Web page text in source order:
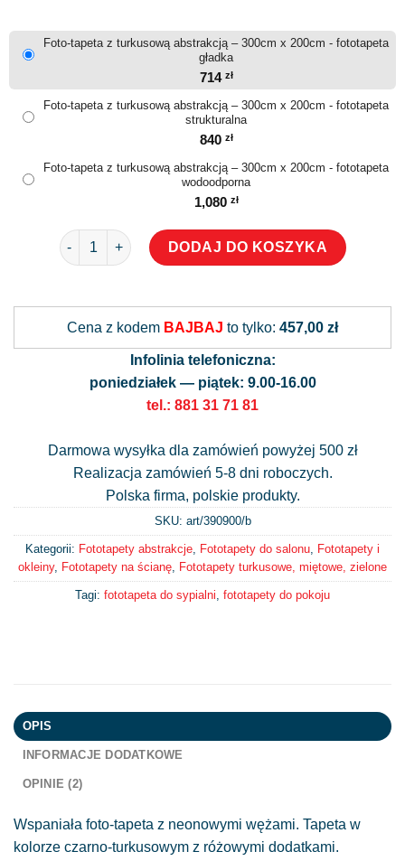
Foto-tapeta z turkusową abstrakcją – 300cm x 200cm - fototapeta
gładka
714 zł
Foto-tapeta z turkusową abstrakcją – 300cm x 200cm - fototapeta
strukturalna
840 zł
Foto-tapeta z turkusową abstrakcją – 300cm x 200cm - fototapeta
wodoodporna
1,080 zł
ilość Foto-tapeta z turkusową abstrakcją
DODAJ DO KOSZYKA
Cena z kodem BAJBAJ to tylko: 457,00 zł
Infolinia telefoniczna:
poniedziałek — piątek: 9.00-16.00
tel.: 881 31 71 81
Darmowa wysyłka dla zamówień powyżej 500 zł
Realizacja zamówień 5-8 dni roboczych.
Polska firma, polskie produkty.
SKU: art/390900/b
Kategorii: Fototapety abstrakcje Fototapety do salonu
Fototapety i
okleiny, Fototapety na ścianę Fototapety turkusowe, miętowe, zielone
Tagi: fototapeta do sypialni fototapety do pokoju
OPIS
INFORMACJE DODATKOWE
OPINIE (2)
Wspaniała foto-tapeta z neonowymi wężami. Tapeta w
kolorze czarno-turkusowym z różowymi dodatkami.